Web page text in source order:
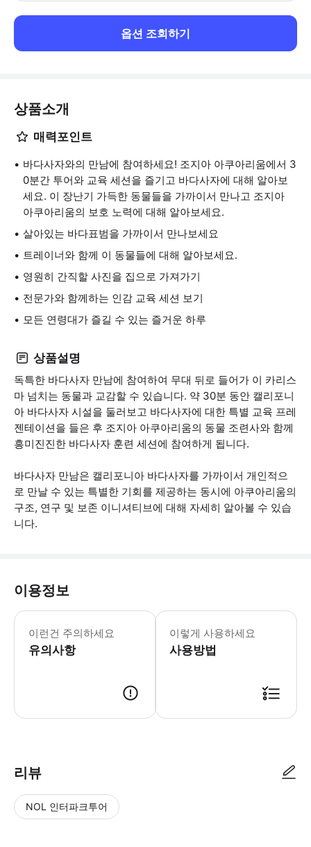
옵션 조회하기
상품소개
매력포인트
바다사자와의 만남에 참여하세요! 조지아 아쿠아리움에서 3
0분간 투어와 교육 세션을 즐기고 바다사자에 대해 알아보
세요. 이 장난기 가득한 동물들을 가까이서 만나고 조지아
아쿠아리움의 보호 노력에 대해 알아보세요.
살아있는 바다표범을 가까이서 만나보세요
트레이너와 함께 이 동물들에 대해 알아보세요.
영원히 간직할 사진을 집으로 가져가기
전문가와 함께하는 인감 교육 세션 보기
모든 연령대가 즐길 수 있는 즐거운 하루
상품설명
독특한 바다사자 만남에 참여하여 무대 뒤로 들어가 이 카리스
마 넘치는 동물과 교감할 수 있습니다. 약 30분 동안 캘리포니
아 바다사자 시설을 둘러보고 바다사자에 대한 특별 교육 프레
젠테이션을 들은 후 조지아 아쿠아리움의 동물 조련사와 함께
흥미진진한 바다사자 훈련 세션에 참여하게 됩니다.
바다사자 만남은 캘리포니아 바다사자를 가까이서 개인적으
로 만날 수 있는 특별한 기회를 제공하는 동시에 아쿠아리움의
구조, 연구 및 보존 이니셔티브에 대해 자세히 알아볼 수 있습
니다.
이용정보
이런건 주의하세요
유의사항
- 액티비티에 참여하려면 만 7세 이상
이렇게 사용하세요
사용방법
리뷰
NOL 인터파크투어